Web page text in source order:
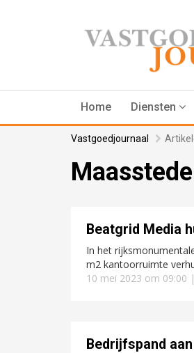
Home Diensten
Vastgoedjournaal
Beatgrid Media
In het
m2 kantoorruimte
10 mei 2023 om 09:00 |
Bedrijfspand